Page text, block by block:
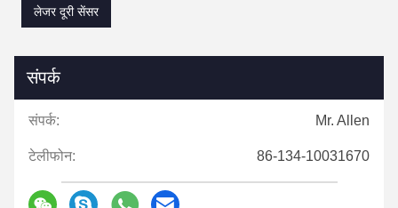
लेजर दूरी सेंसर
संपर्क
संपर्क: Mr. Allen
टेलीफोन: 86-134-10031670